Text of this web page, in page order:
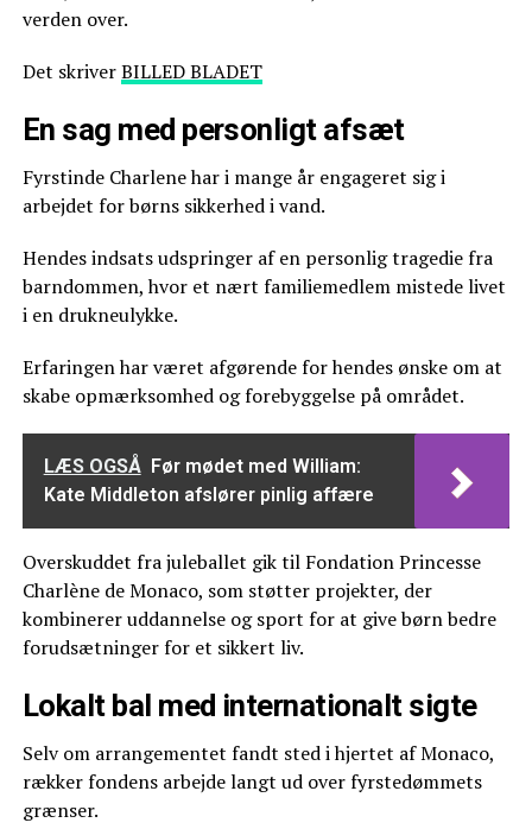
verden over.
Det skriverBILLED BLADET
En sag med personligt afsæt
Fyrstinde Charlene har i mange år engageret sig i
arbejdet for børns sikkerhed i vand.
Hendes indsats udspringer af en personlig tragedie fra
barndommen, hvor et nært familiemedlem mistede livet
i en drukneulykke.
Erfaringen har været afgørende for hendes ønske om at
skabe opmærksomhed og forebyggelse på området.
LÆS OGSÅ Før mødet med William:
Kate Middleton afslører pinlig affære
Overskuddet fra juleballet gik til Fondation Princesse
Charlène de Monaco, som støtter projekter, der
kombinerer uddannelse og sport for at give børn bedre
forudsætninger for et sikkert liv.
Lokalt bal med internationalt sigte
Selv om arrangementet fandt sted i hjertet af Monaco,
rækker fondens arbejde langt ud over fyrstedømmets
grænser.